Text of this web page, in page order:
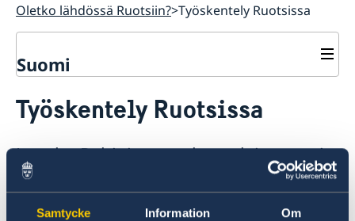
Samtycke Information Om
Oletko lähdössä Ruotsiin? Työskentely Ruotsissa
Suomi
Vierailu Ruotsiin
Työskentely Ruotsissa
Opiskelu Ruotsissa
Kauppa Ruotsin kanssa ja investoinnit Ruotsiin
Työskentely Ruotsissa
Jos olet Pohjoismaan kansalainen, voit
asua ja työskennellä Ruotsissa ilman
työ- tai oleskelulupaa.